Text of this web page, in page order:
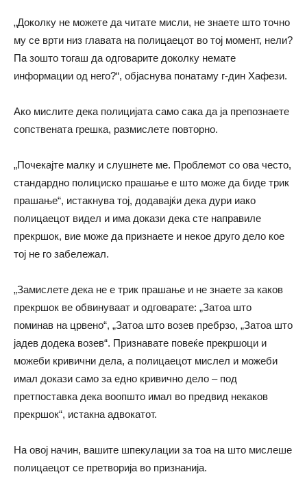
„Доколку не можете да читате мисли, не знаете што точно
му се врти низ главата на полицаецот во тој момент, нели?
Па зошто тогаш да одговарите доколку немате
информации од него?“, објаснува понатаму г-дин Хафези.
Ако мислите дека полицијата само сака да ја препознаете
сопствената грешка, размислете повторно.
„Почекајте малку и слушнете ме. Проблемот со ова често,
стандардно полициско прашање е што може да биде трик
прашање“, истакнува тој, додавајќи дека дури иако
полицаецот видел и има докази дека сте направиле
прекршок, вие може да признаете и некое друго дело кое
тој не го забележал.
„Замислете дека не е трик прашање и не знаете за каков
прекршок ве обвинуваат и одговарате: „Затоа што
поминав на црвено“, „Затоа што возев пребрзо, „Затоа што
јадев додека возев“. Признавате повеќе прекршоци и
можеби кривични дела, а полицаецот мислел и можеби
имал докази само за едно кривично дело – под
претпоставка дека воопшто имал во предвид некаков
прекршок“, истакна адвокатот.
На овој начин, вашите шпекулации за тоа на што мислеше
полицаецот се претворија во признанија.